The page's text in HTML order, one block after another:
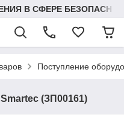
В СФЕРЕ
Поступление
(ЗП00161)